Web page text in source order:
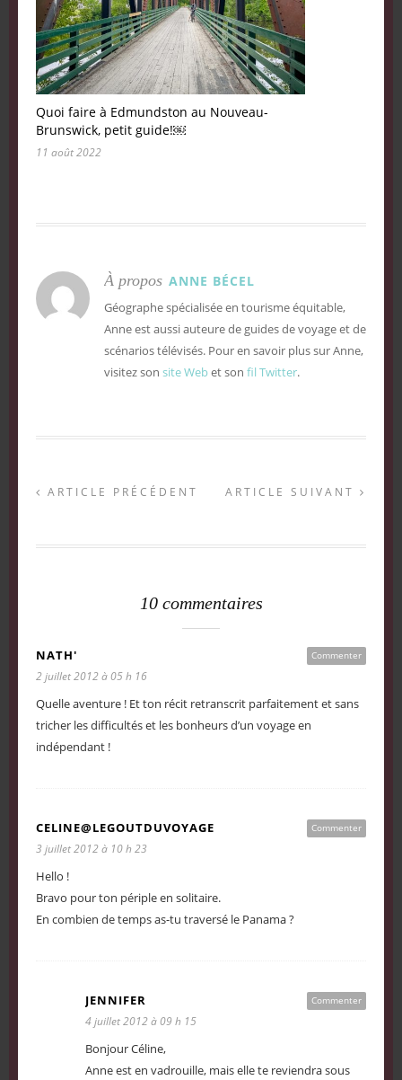
Quoi faire à Edmundston au Nouveau-
Brunswick, petit guide!￼
11 août 2022
À propos ANNE BÉCEL
Géographe spécialisée en tourisme équitable,
Anne est aussi auteure de guides de voyage et de
scénarios télévisés. Pour en savoir plus sur Anne,
visitez son site Webet son fil Twitter.
ARTICLE PRÉCÉDENT ARTICLE SUIVANT
10 commentaires
Commenter
NATH'
2 juillet 2012 à 05 h 16
Quelle aventure ! Et ton récit retranscrit parfaitement et sans
tricher les difficultés et les bonheurs d’un voyage en
indépendant !
Commenter
CELINE@LEGOUTDUVOYAGE
3 juillet 2012 à 10 h 23
Hello !
Bravo pour ton périple en solitaire.
En combien de temps as-tu traversé le Panama ?
Commenter
JENNIFER
4 juillet 2012 à 09 h 15
Bonjour Céline,
Anne est en vadrouille, mais elle te reviendra sous